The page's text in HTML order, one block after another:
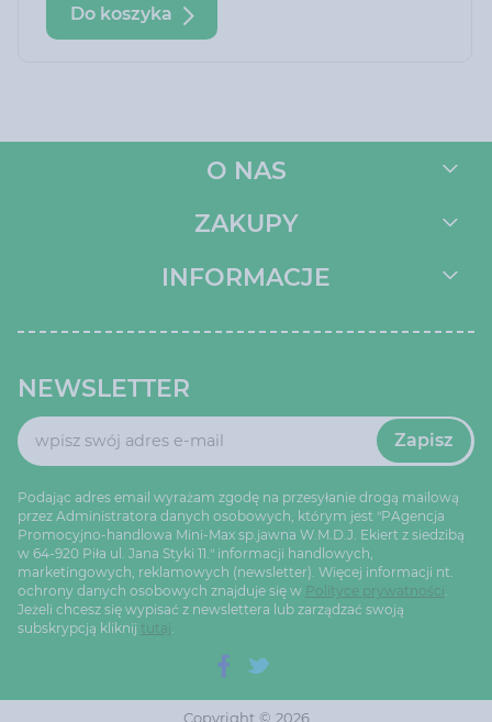
Do koszyka
O NAS
ZAKUPY
INFORMACJE
NEWSLETTER
Zapisz
Podając adres email wyrażam zgodę na przesyłanie drogą mailową
przez Administratora danych osobowych, którym jest "PAgencja
Promocyjno-handlowa Mini-Max sp.jawna W.M.D.J. Ekiert z siedzibą
w 64-920 Piła ul. Jana Styki 11." informacji handlowych,
marketingowych, reklamowych (newsletter). Więcej informacji nt.
ochrony danych osobowych znajduje się w Polityce prywatności
Jeżeli chcesz się wypisać z newslettera lub zarządzać swoją
subskrypcją kliknij tutaj
Copyright © 2026